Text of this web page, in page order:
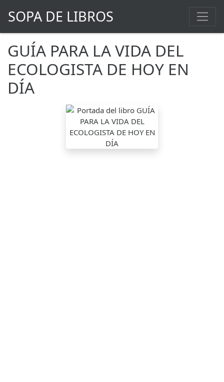
SOPA DE LIBROS
GUÍA PARA LA VIDA DEL
ECOLOGISTA DE HOY EN
DÍA